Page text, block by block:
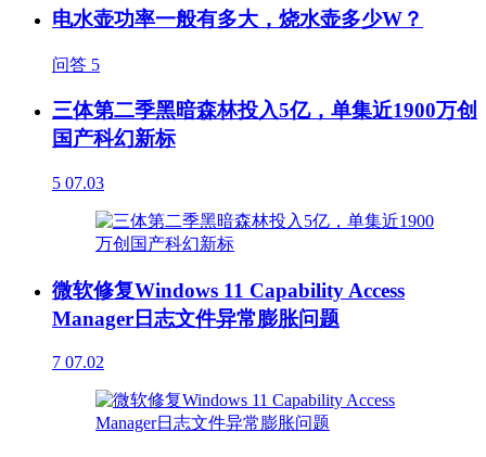
电水壶功率一般有多大，烧水壶多少W？
问答 5
三体第二季黑暗森林投入5亿，单集近1900万创
国产科幻新标
5 07.03
微软修复Windows 11 Capability Access
Manager日志文件异常膨胀问题
7 07.02